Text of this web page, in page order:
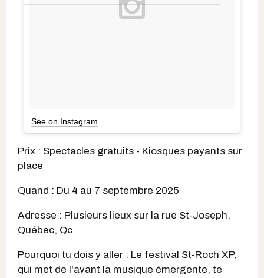
See on Instagram
Prix : Spectacles gratuits - Kiosques payants sur
place
Quand : Du 4 au 7 septembre 2025
Adresse : Plusieurs lieux sur la rue St-Joseph,
Québec, Qc
Pourquoi tu dois y aller : Le festival St-Roch XP,
qui met de l'avant la musique émergente, te